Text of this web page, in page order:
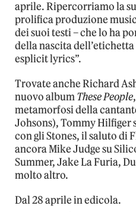
aprile. Ripercorriamo la
prolifica produzione
dei suoi testi – che lo ha
della nascita
esplicit lyrics”.
Trovate anche Richard
nuovo albumThese People
metamorfosi della
Johsons), Tommy Hilfiger
con gli Stones, il saluto di
ancora Mike Judge su
Summer, Jake La Furia,
molto altro.
Dal 28 aprile in edicola.